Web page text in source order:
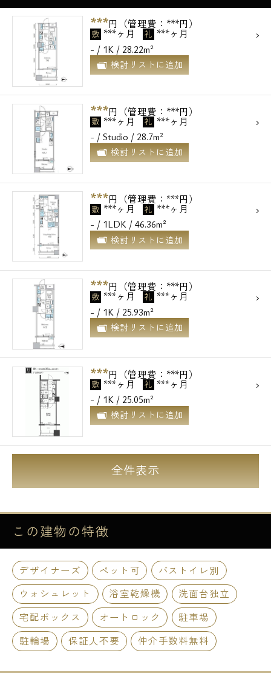
***円（管理費：***円）
敷 ***ヶ月 礼 ***ヶ月
- / 1K / 28.22m²
検討リストに追加
***円（管理費：***円）
敷 ***ヶ月 礼 ***ヶ月
- / Studio / 28.7m²
検討リストに追加
***円（管理費：***円）
敷 ***ヶ月 礼 ***ヶ月
- / 1LDK / 46.36m²
検討リストに追加
***円（管理費：***円）
敷 ***ヶ月 礼 ***ヶ月
- / 1K / 25.93m²
検討リストに追加
***円（管理費：***円）
敷 ***ヶ月 礼 ***ヶ月
- / 1K / 25.05m²
検討リストに追加
全件表示
この建物の特徴
デザイナーズ ペット可
バストイレ別
ウォシュレット
浴室乾燥機
洗面台独立
宅配ボックス
オートロック
駐車場
駐輪場
保証人不要 仲介手数料無料